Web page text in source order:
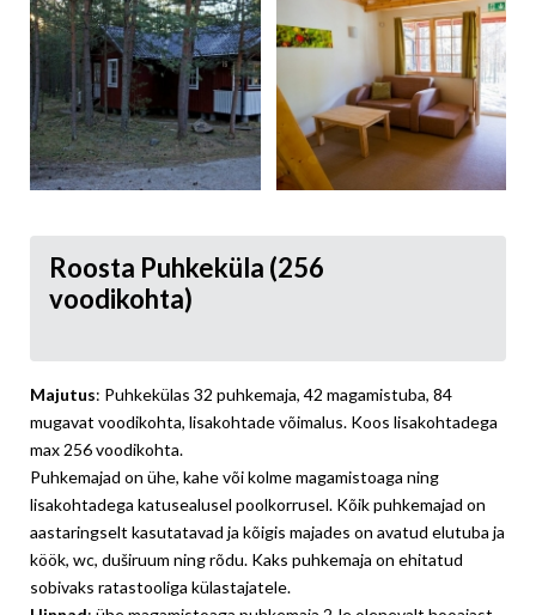
Roosta Puhkeküla (256
voodikohta)
Majutus: Puhkekülas 32 puhkemaja, 42 magamistuba, 84
mugavat voodikohta, lisakohtade võimalus. Koos lisakohtadega
max 256 voodikohta.
Puhkemajad on ühe, kahe või kolme magamistoaga ning
lisakohtadega katusealusel poolkorrusel. Kõik puhkemajad on
aastaringselt kasutatavad ja kõigis majades on avatud elutuba ja
köök, wc, duširuum ning rõdu. Kaks puhkemaja on ehitatud
sobivaks ratastooliga külastajatele.